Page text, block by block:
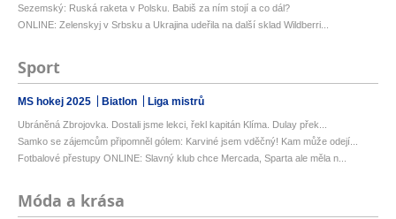
Sezemský: Ruská raketa v Polsku. Babiš za ním stojí a co dál?
ONLINE: Zelenskyj v Srbsku a Ukrajina udeřila na další sklad Wildberri...
Sport
MS hokej 2025 Biatlon Liga mistrů
Ubráněná Zbrojovka. Dostali jsme lekci, řekl kapitán Klíma. Dulay přek...
Samko se zájemcům připomněl gólem: Karviné jsem vděčný! Kam může odejí...
Fotbalové přestupy ONLINE: Slavný klub chce Mercada, Sparta ale měla n...
Móda a krása